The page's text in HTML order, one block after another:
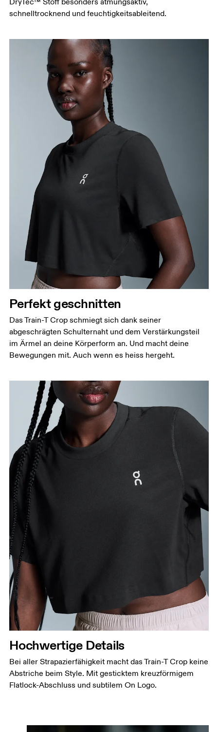
DryTec™ Stoff besonders atmungsaktiv,
schnelltrocknend und feuchtigkeitsableitend.
Perfekt geschnitten
Das Train-T Crop schmiegt sich dank seiner
abgeschrägten Schulternaht und dem Verstärkungsteil
im Ärmel an deine Körperform an. Und macht deine
Bewegungen mit. Auch wenn es heiss hergeht.
Hochwertige Details
Bei aller Strapazierfähigkeit macht das Train-T Crop keine
Abstriche beim Style. Mit gesticktem kreuzförmigem
Flatlock-Abschluss und subtilem On Logo.